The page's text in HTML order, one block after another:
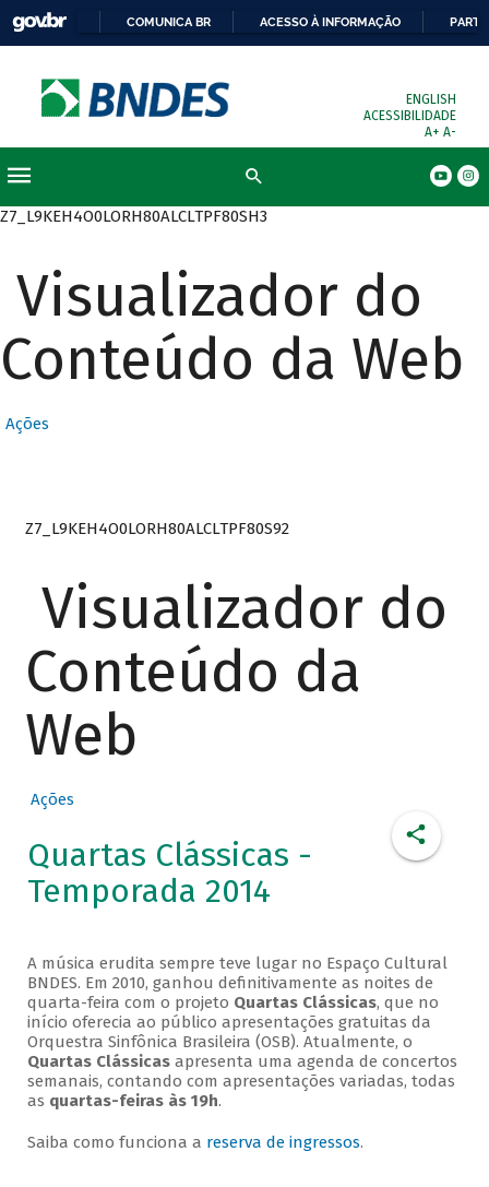
COMUNICA BR ACESSO À INFORMAÇÃO
ENGLISH
ACESSIBILIDADE
A+ A-
Z7_L9KEH4O0LORH80ALCLTPF80SH3
Visualizador do
Conteúdo da Web
Ações
Z7_L9KEH4O0LORH80ALCLTPF80S92
Visualizador do
Conteúdo da
Web
Ações
Quartas Clássicas -
Temporada 2014
A música erudita sempre teve lugar no Espaço Cultural
BNDES. Em 2010, ganhou definitivamente as noites de
quarta-feira com o projeto Quartas Clássicas, que no
início oferecia ao público apresentações gratuitas da
Orquestra Sinfônica Brasileira (OSB). Atualmente, o
Quartas Clássicasapresenta uma agenda de concertos
semanais, contando com apresentações variadas, todas
as quartas-feiras às 19h.
Saiba como funciona a reserva de ingressos.